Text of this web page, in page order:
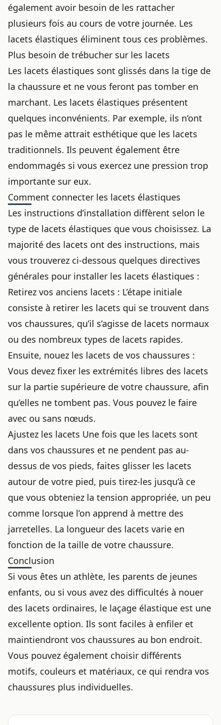
également avoir besoin de les rattacher
plusieurs fois au cours de votre journée. Les
lacets élastiques éliminent tous ces problèmes.
Plus besoin de trébucher sur les lacets
Les lacets élastiques sont glissés dans la tige de
la chaussure et ne vous feront pas tomber en
marchant. Les lacets élastiques présentent
quelques inconvénients. Par exemple, ils n’ont
pas le même attrait esthétique que les lacets
traditionnels. Ils peuvent également être
endommagés si vous exercez une pression trop
importante sur eux.
Comment connecter les lacets élastiques
Les instructions d’installation diffèrent selon le
type de lacets élastiques que vous choisissez. La
majorité des lacets ont des instructions, mais
vous trouverez ci-dessous quelques directives
générales pour installer les lacets élastiques :
Retirez vos anciens lacets : L’étape initiale
consiste à retirer les lacets qui se trouvent dans
vos chaussures, qu’il s’agisse de lacets normaux
ou des nombreux types de lacets rapides.
Ensuite, nouez les lacets de vos chaussures :
Vous devez fixer les extrémités libres des lacets
sur la partie supérieure de votre chaussure, afin
qu’elles ne tombent pas. Vous pouvez le faire
avec ou sans nœuds.
Ajustez les lacets Une fois que les lacets sont
dans vos chaussures et ne pendent pas au-
dessus de vos pieds, faites glisser les lacets
autour de votre pied, puis tirez-les jusqu’à ce
que vous obteniez la tension appropriée, un peu
comme lorsque l’on apprend à mettre des
jarretelles. La longueur des lacets varie en
fonction de la taille de votre chaussure.
Conclusion
Si vous êtes un athlète, les parents de jeunes
enfants, ou si vous avez des difficultés à nouer
des lacets ordinaires, le laçage élastique est une
excellente option. Ils sont faciles à enfiler et
maintiendront vos chaussures au bon endroit.
Vous pouvez également choisir différents
motifs, couleurs et matériaux, ce qui rendra vos
chaussures plus individuelles.